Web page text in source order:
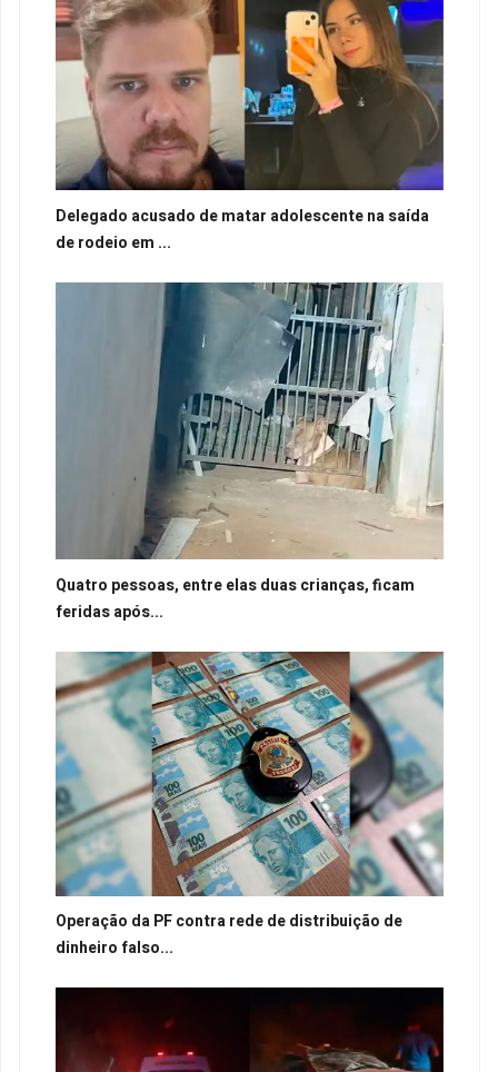
Delegado acusado de matar adolescente na saída
de rodeio em ...
Quatro pessoas, entre elas duas crianças, ficam
feridas após...
Operação da PF contra rede de distribuição de
dinheiro falso...